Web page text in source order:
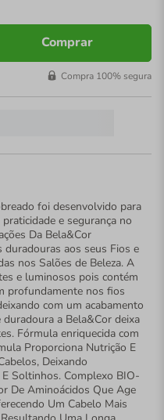
Comprar
Compra 100% segura
foi desenvolvido para
e segurança no
Da Bela&Cor
duradouras aos seus Fios e
nos Salões de Beleza. A
e luminosos pois contém
profundamente nos fios
com um acabamento
a Bela&Cor deixa
Fórmula enriquecida com
Proporciona Nutrição E
Deixando
Soltinhos. Complexo BIO-
De Aminoácidos Que Age
Um Cabelo Mais